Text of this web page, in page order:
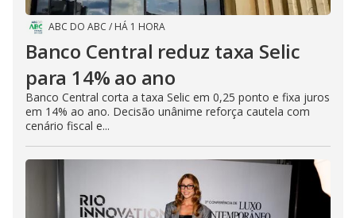
ABC DO ABC / HÁ 1 HORA
Banco Central reduz taxa Selic
para 14% ao ano
Banco Central corta a taxa Selic em 0,25 ponto e fixa juros
em 14% ao ano. Decisão unânime reforça cautela com
cenário fiscal e...